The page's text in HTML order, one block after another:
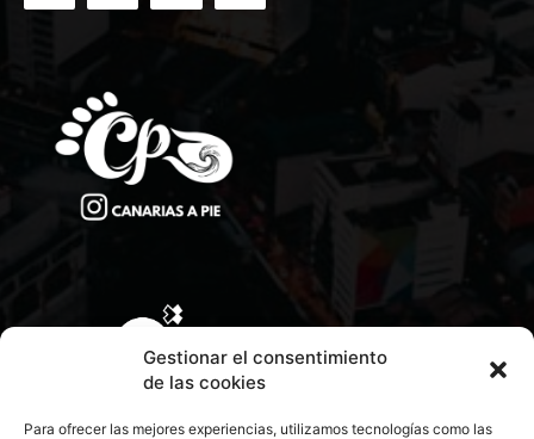
Gestionar el consentimiento
de las cookies
Para ofrecer las mejores experiencias, utilizamos tecnologías como las